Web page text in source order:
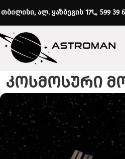
თბილისი, ალ. ყაზბეგის 17 599 39
კოსმოსური